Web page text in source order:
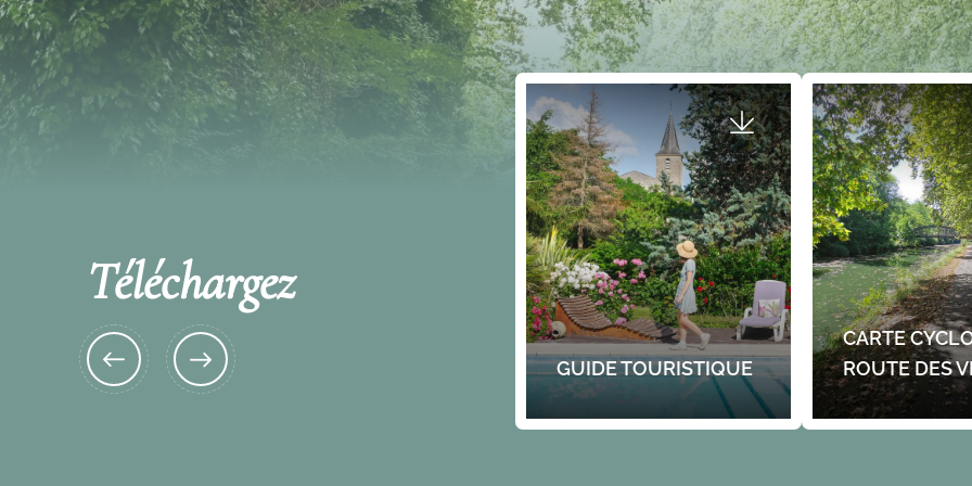
deux-Mers.
Téléchargez
GUIDE TOURISTIQUE
CARTE
ROUTE DES